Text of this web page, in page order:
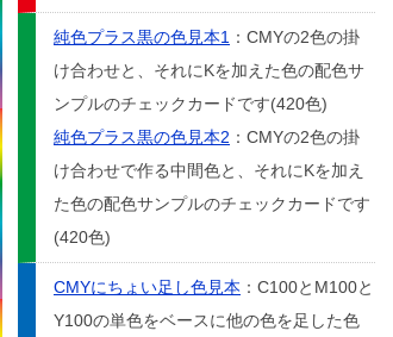
純色プラス黒の色見本1 ：CMYの2色の掛
け合わせと、それにKを加えた色の配色サ
ンプルのチェックカードです(420色)
純色プラス黒の色見本2 ：CMYの2色の掛
け合わせで作る中間色と、それにKを加え
た色の配色サンプルのチェックカードです
(420色)
CMYにちょい足し色見本 ：C100とM100と
Y100の単色をベースに他の色を足した色